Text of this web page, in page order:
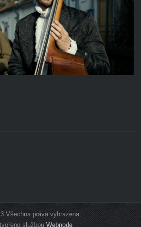
Všechna práva vyhrazena.
službouWebnode